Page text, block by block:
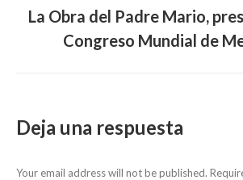
Next
post:
La Obra del Padre Mario,
Congreso Mundial de
Deja una respuesta
Your email address will not be published.